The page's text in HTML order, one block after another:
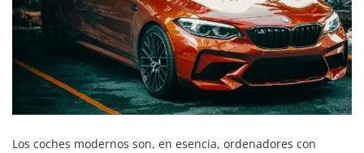
Los coches modernos son, en esencia, ordenadores con